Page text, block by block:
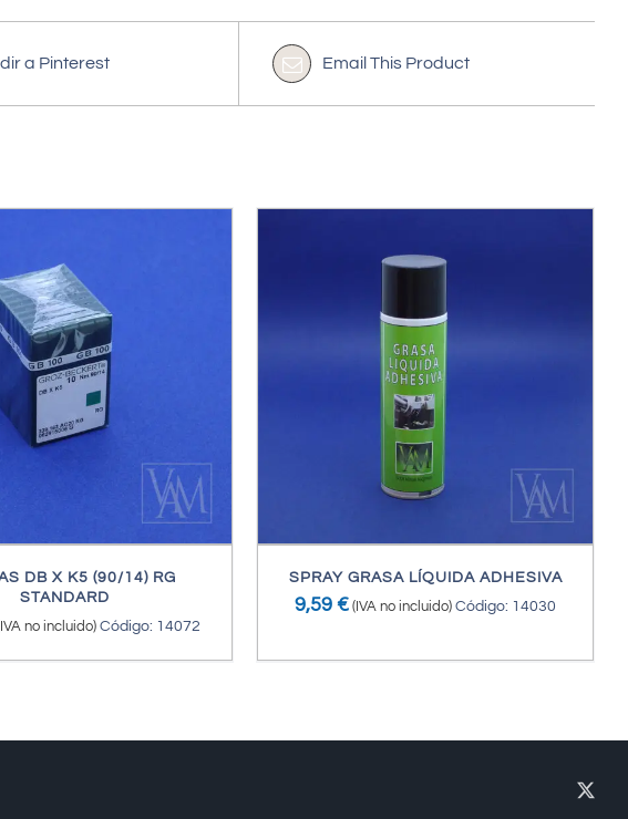
a Pinterest Email This Product
DB X K5 (90/14) RG
STANDARD
no incluido) Código: 14072
/ DETALLES
SPRAY GRASA LÍQUIDA ADHESIVA
9,59 € (IVA no incluido) Código: 14030